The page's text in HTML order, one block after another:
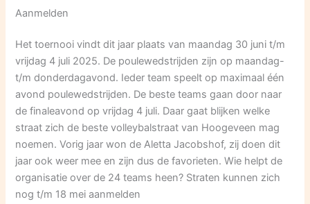
Aanmelden
Het toernooi vindt dit jaar plaats van maandag 30 juni t/m
vrijdag 4 juli 2025. De poulewedstrijden zijn op maandag-
t/m donderdagavond. Ieder team speelt op maximaal één
avond poulewedstrijden. De beste teams gaan door naar
de finaleavond op vrijdag 4 juli. Daar gaat blijken welke
straat zich de beste volleybalstraat van Hoogeveen mag
noemen. Vorig jaar won de Aletta Jacobshof, zij doen dit
jaar ook weer mee en zijn dus de favorieten. Wie helpt de
organisatie over de 24 teams heen? Straten kunnen zich
nog t/m 18 mei aanmelden